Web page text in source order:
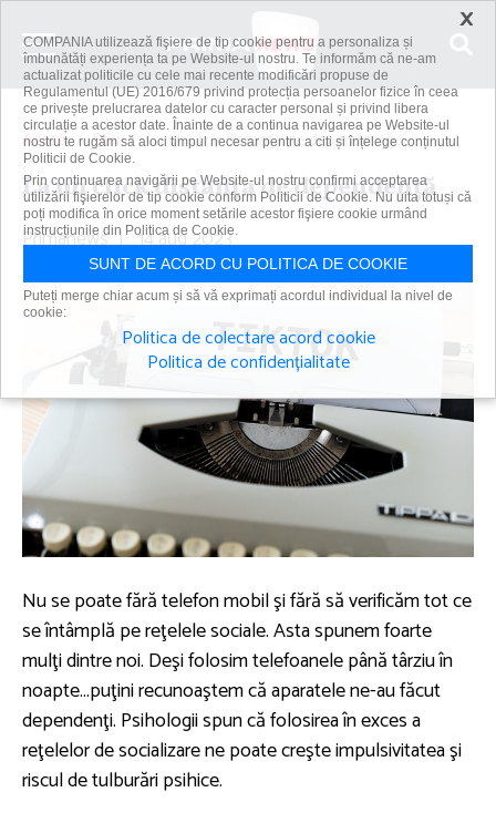
Acasă Știri La un click distanţa de dependenţă
La un click distanţa de dependenţă
Primanews | 14 aug 2023
Nu se poate fără telefon mobil şi fără să verificăm tot ce
se întâmplă pe reţelele sociale. Asta spunem foarte
mulţi dintre noi. Deşi folosim telefoanele până târziu în
noapte...puţini recunoaştem că aparatele ne-au făcut
dependenţi. Psihologii spun că folosirea în exces a
reţelelor de socializare ne poate creşte impulsivitatea şi
riscul de tulburări psihice.
×
COMPANIA utilizează fişiere de tip cookie pentru a personaliza și
îmbunătăți experiența ta pe Website-ul nostru. Te informăm că ne-am
actualizat politicile cu cele mai recente modificări propuse de
Regulamentul (UE) 2016/679 privind protecția persoanelor fizice în ceea
ce privește prelucrarea datelor cu caracter personal și privind libera
circulație a acestor date. Înainte de a continua navigarea pe Website-ul
nostru te rugăm să aloci timpul necesar pentru a citi și înțelege conținutul
Politicii de Cookie.
Prin continuarea navigării pe Website-ul nostru confirmi acceptarea
utilizării fişierelor de tip cookie conform Politicii de Cookie. Nu uita totuși că
poți modifica în orice moment setările acestor fişiere cookie urmând
instrucțiunile din Politica de Cookie.
SUNT DE ACORD CU POLITICA DE COOKIE
Puteți merge chiar acum și să vă exprimați acordul individual la nivel de
cookie:
Politica de colectare acord cookie
Politica de confidențialitate